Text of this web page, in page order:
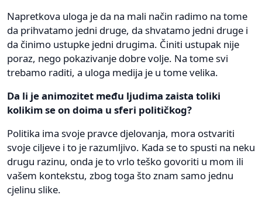
Napretkova uloga je da na mali način radimo na tome
da prihvatamo jedni druge, da shvatamo jedni druge i
da činimo ustupke jedni drugima. Činiti ustupak nije
poraz, nego pokazivanje dobre volje. Na tome svi
trebamo raditi, a uloga medija je u tome velika.
Da li je animozitet među ljudima zaista toliki
kolikim se on doima u sferi političkog?
Politika ima svoje pravce djelovanja, mora ostvariti
svoje ciljeve i to je razumljivo. Kada se to spusti na neku
drugu razinu, onda je to vrlo teško govoriti u mom ili
vašem kontekstu, zbog toga što znam samo jednu
cjelinu slike.